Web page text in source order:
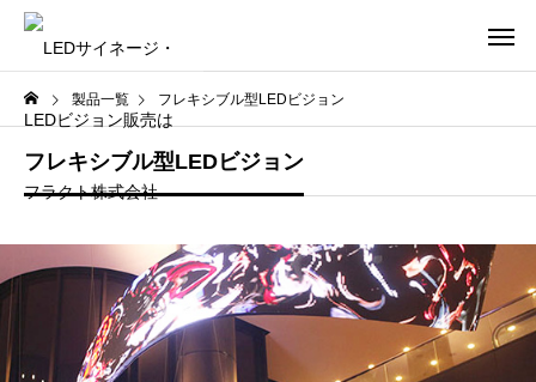
製品一覧 フレキシブル型LEDビジョン
フレキシブル型LEDビジョン